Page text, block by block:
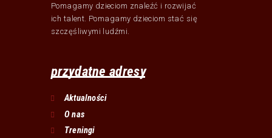
Pomagamy dzieciom znaleźć i rozwijać
ich talent. Pomagamy dzieciom stać się
szczęśliwymi ludźmi.
przydatne adresy
Aktualności
O nas
Treningi